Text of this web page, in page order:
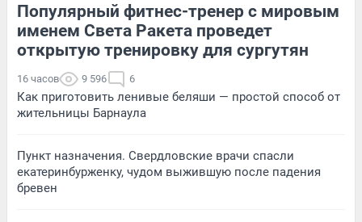
Популярный фитнес-тренер с мировым
именем Света Ракета проведет
открытую тренировку для сургутян
16 часов 9 596 6
Как приготовить ленивые беляши — простой способ от
жительницы Барнаула
Пункт назначения. Свердловские врачи спасли
екатеринбурженку, чудом выжившую после падения
бревен